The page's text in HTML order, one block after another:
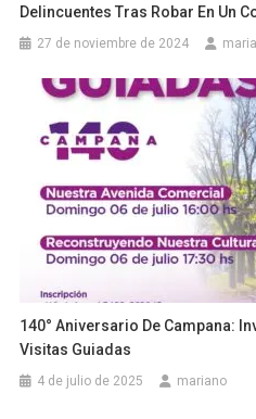
Delincuentes Tras Robar En Un
27 de noviembre de 2024
140° Aniversario De Campana:
Visitas Guiadas
4 de julio de 2025 mariano